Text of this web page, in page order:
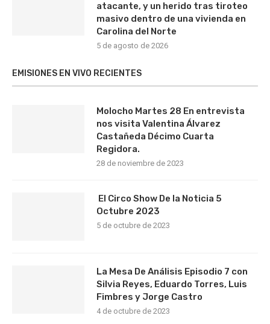
atacante, y un herido tras tiroteo
masivo dentro de una vivienda en
Carolina del Norte
5 de agosto de 2026
EMISIONES EN VIVO RECIENTES
Molocho Martes 28 En entrevista
nos visita Valentina Álvarez
Castañeda Décimo Cuarta
Regidora.
28 de noviembre de 2023
El Circo Show De la Noticia 5
Octubre 2023
5 de octubre de 2023
La Mesa De Análisis Episodio 7 con
Silvia Reyes, Eduardo Torres, Luis
Fimbres y Jorge Castro
4 de octubre de 2023